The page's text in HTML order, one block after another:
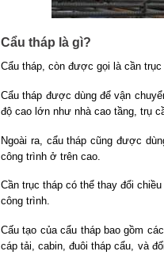
Cẩu tháp là gì?
Cẩu tháp, còn được gọi là cần
Cẩu tháp được dùng để vận
độ cao lớn như nhà cao tầng, trụ
Ngoài ra, cẩu tháp cũng được
công trình ở trên cao.
Cần trục tháp có thể thay đổi
công trình.
Cấu tạo của cẩu tháp bao gồm
cáp tải, cabin, đuôi tháp cẩu, và